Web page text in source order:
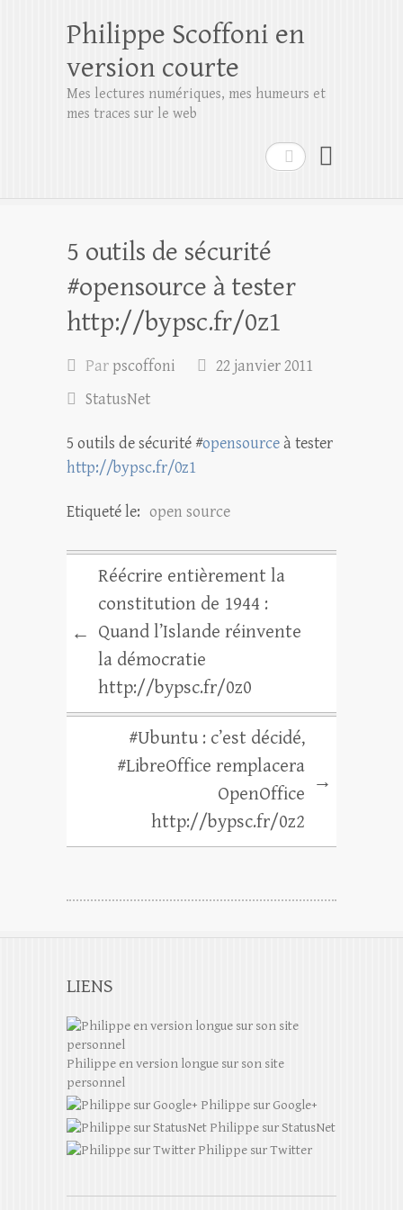
Rechercher
Philippe Scoffoni en
version courte
Mes lectures numériques, mes humeurs et
mes traces sur le web
5 outils de sécurité
#opensource à tester
http://bypsc.fr/0z1
Par pscoffoni
22 janvier 2011
StatusNet
5 outils de sécurité #opensourceà tester
http://bypsc.fr/0z1
Etiqueté le: open source
←
Réécrire entièrement la
constitution de 1944 :
Quand l’Islande réinvente
la démocratie
http://bypsc.fr/0z0
#Ubuntu : c’est décidé,
#LibreOffice remplacera
OpenOffice
http://bypsc.fr/0z2
→
LIENS
Philippe en version longue sur son site
personnel
Philippe sur Google+
Philippe sur StatusNet
Philippe sur Twitter